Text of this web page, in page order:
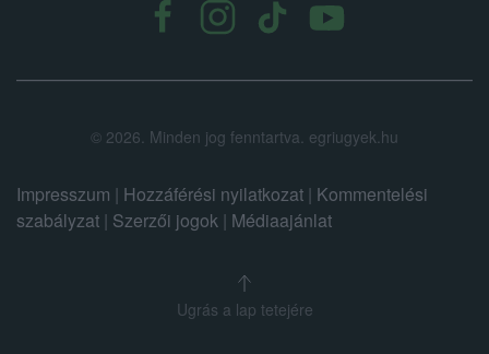
© 2026. Minden jog fenntartva. egriugyek.hu
Impresszum | Hozzáférési nyilatkozat | Kommentelési
szabályzat | Szerzői jogok | Médiaajánlat
Ugrás a lap tetejére